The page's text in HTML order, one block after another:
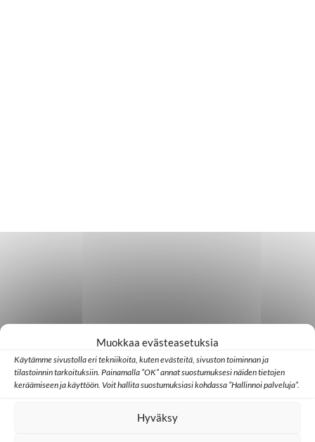
Muokkaa evästeasetuksia
Käytämme sivustolla eri tekniikoita, kuten evästeitä, sivuston toiminnan ja
tilastoinnin tarkoituksiin. Painamalla ”OK” annat suostumuksesi näiden tietojen
keräämiseen ja käyttöön. Voit hallita suostumuksiasi kohdassa ”Hallinnoi palveluja”.
Hyväksy